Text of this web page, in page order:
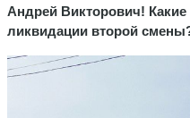
Андрей Викторович!
ликвидации второй